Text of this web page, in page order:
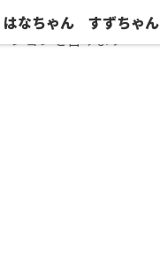
ションを含みます
はなちゃん すずちゃん